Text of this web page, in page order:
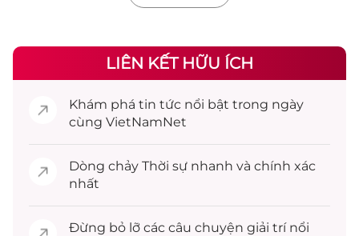
LIÊN KẾT HỮU ÍCH
Khám phá tin tức nổi bật trong ngày
cùng VietNamNet
Dòng chảy Thời sự nhanh và chính xác
nhất
Đừng bỏ lỡ các câu chuyện giải trínổi